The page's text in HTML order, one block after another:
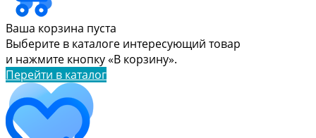
Ваша корзина пуста
Выберите в каталоге интересующий товар
и нажмите кнопку «В корзину».
Перейти в каталог